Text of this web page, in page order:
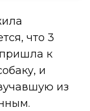
что 3
к
и
из